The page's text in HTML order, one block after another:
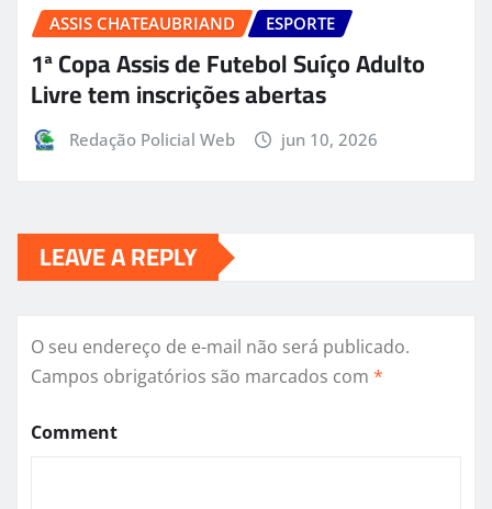
ASSIS CHATEAUBRIAND ESPORTE
1ª Copa Assis de Futebol Suíço Adulto
Livre tem inscrições abertas
Redação Policial Web jun 10, 2026
LEAVE A REPLY
O seu endereço de e-mail não será publicado.
Campos obrigatórios são marcados com *
Comment